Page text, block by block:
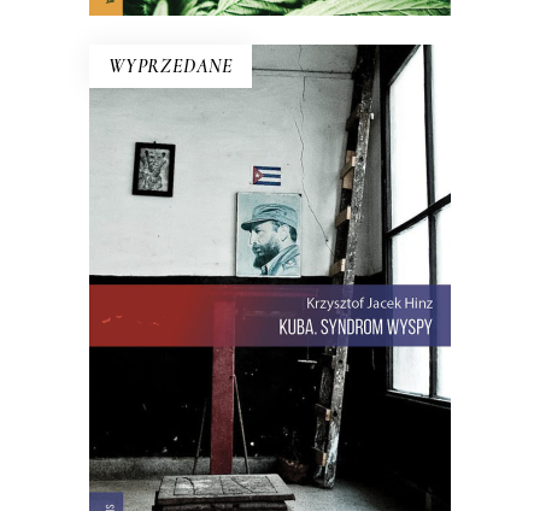
WYPRZEDANE
KUBA. SYNDROM WYSPY
Rewolucja i dysydenci, Kubanki
walczące o podpaski i Kubańczycy,
którzy obrażają rewolucję szortami i
sandałami. Jest tu dawna świetność
Hawany, są prosięta hodowane w
wannach i jest krowa – bohaterka
rewolucji.
44.00 zł 22.00zł